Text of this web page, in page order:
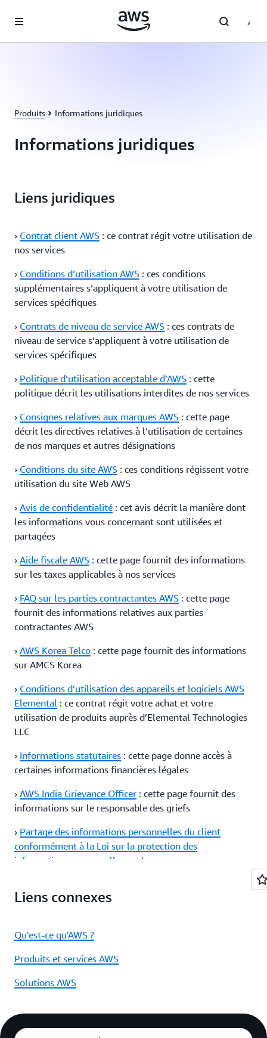
Produits Informations juridiques
Informations juridiques
Liens juridiques
› Contrat client AWS : ce contrat régit votre utilisation de
nos services
› Conditions d’utilisation AWS : ces conditions
supplémentaires s’appliquent à votre utilisation de
services spécifiques
› Contrats de niveau de service AWS : ces contrats de
niveau de service s’appliquent à votre utilisation de
services spécifiques
› Politique d’utilisation acceptable d’AWS : cette
politique décrit les utilisations interdites de nos services
› Consignes relatives aux marques AWS : cette page
décrit les directives relatives à l’utilisation de certaines
de nos marques et autres désignations
› Conditions du site AWS : ces conditions régissent votre
utilisation du site Web AWS
› Avis de confidentialité : cet avis décrit la manière dont
les informations vous concernant sont utilisées et
partagées
› Aide fiscale AWS : cette page fournit des informations
sur les taxes applicables à nos services
› FAQ sur les parties contractantes AWS : cette page
fournit des informations relatives aux parties
contractantes AWS
› AWS Korea Telco : cette page fournit des informations
sur AMCS Korea
› Conditions d’utilisation des appareils et logiciels AWS
Elemental : ce contrat régit votre achat et votre
utilisation de produits auprès d’Elemental Technologies
LLC
› Informations statutaires : cette page donne accès à
certaines informations financières légales
› AWS India Grievance Officer : cette page fournit des
informations sur le responsable des griefs
› Partage des informations personnelles du client
conformément à la Loi sur la protection des
informations personnelles au Japon
Indonésie: cette page fournit des informations aux
›Déclaration relative au développement de l’IA
concernant nos pratiques en matière de développement
de l’IA générative
Liens connexes
Qu'est-ce qu'AWS ?
Produits et services AWS
Solutions AWS